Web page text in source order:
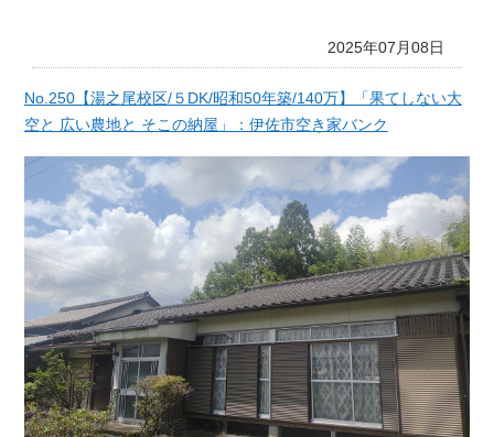
2025年07月08日
No.250【湯之尾校区/５DK/昭和50年築/140万】「果てしない大
空と 広い農地と そこの納屋」：伊佐市空き家バンク